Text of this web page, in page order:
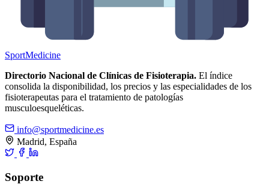
SportMedicine
Directorio Nacional de Clínicas de Fisioterapia. El índice
consolida la disponibilidad, los precios y las especialidades de los
fisioterapeutas para el tratamiento de patologías
musculoesqueléticas.
info@sportmedicine.es
Madrid, España
Soporte